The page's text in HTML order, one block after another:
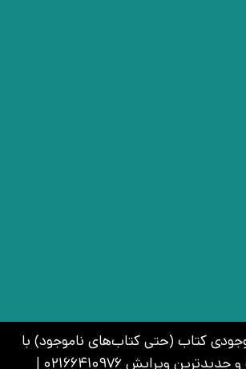
کتاب (حتی کتاب‌های ناموجود) با
کمترین قیمت و جدیدترین ویرایش 02166410976 |